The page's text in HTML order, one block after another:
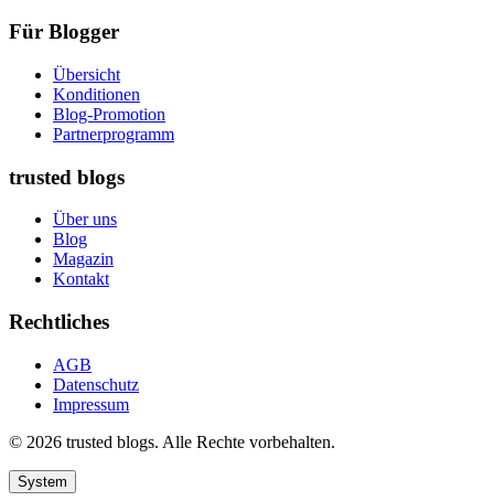
Für Blogger
Übersicht
Konditionen
Blog-Promotion
Partnerprogramm
trusted blogs
Über uns
Blog
Magazin
Kontakt
Rechtliches
AGB
Datenschutz
Impressum
© 2026 trusted blogs. Alle Rechte vorbehalten.
System